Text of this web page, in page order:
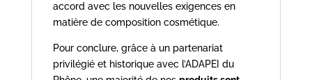
accord avec les nouvelles exigences en
matière de composition cosmétique.
Pour conclure, grâce à un partenariat
privilégié et historique avec l’ADAPEI du